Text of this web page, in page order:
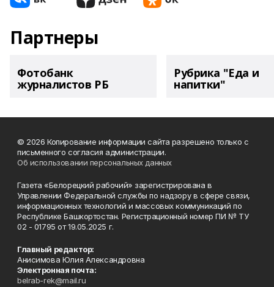
Партнеры
Фотобанк
журналистов РБ
Рубрика "Еда и
напитки"
© 2026 Копирование информации сайта разрешено только с
письменного согласия администрации.
Об использовании персональных данных
Газета «Белорецкий рабочий» зарегистрирована в
Управлении Федеральной службы по надзору в сфере связи,
информационных технологий и массовых коммуникаций по
Республике Башкортостан. Регистрационный номер ПИ № ТУ
02 - 01795 от 19.05.2025 г.
Главный редактор:
Анисимова Юлия Александровна
Электронная почта:
belrab-rek@mail.ru